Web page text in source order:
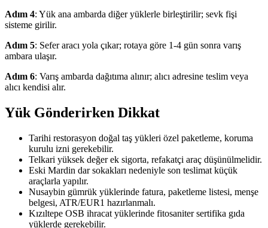
Adım 4: Yük ana ambarda diğer yüklerle birleştirilir; sevk fişi
sisteme girilir.
Adım 5: Sefer aracı yola çıkar; rotaya göre 1-4 gün sonra varış
ambara ulaşır.
Adım 6: Varış ambarda dağıtıma alınır; alıcı adresine teslim veya
alıcı kendisi alır.
Yük Gönderirken Dikkat
Tarihi restorasyon doğal taş yükleri özel paketleme, koruma
kurulu izni gerekebilir.
Telkari yüksek değer ek sigorta, refakatçi araç düşünülmelidir.
Eski Mardin dar sokakları nedeniyle son teslimat küçük
araçlarla yapılır.
Nusaybin gümrük yüklerinde fatura, paketleme listesi, menşe
belgesi, ATR/EUR1 hazırlanmalı.
Kızıltepe OSB ihracat yüklerinde fitosaniter sertifika gıda
yüklerde gerekebilir.